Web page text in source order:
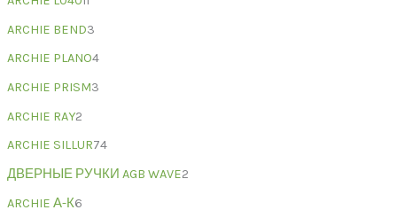
ARCHIE BEND3
ARCHIE PLANO4
ARCHIE PRISM3
ARCHIE RAY2
ARCHIE SILLUR74
ДВЕРНЫЕ РУЧКИ AGB WAVE2
ARCHIE А-К6